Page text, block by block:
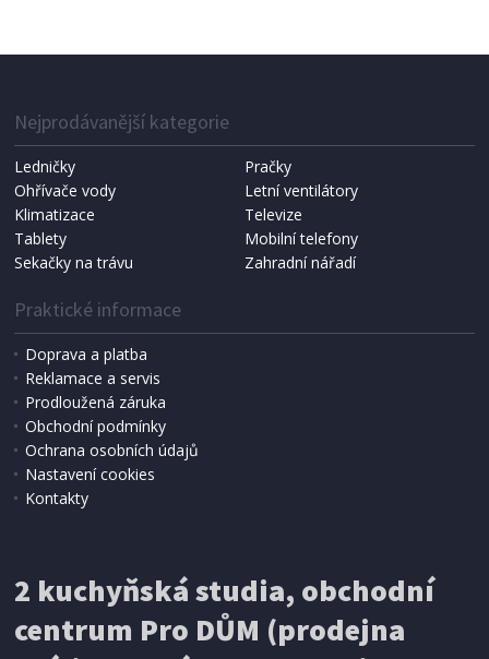
Berlingerhaus BH-8189 28 cm Matte Black
1 042 Kč
Nejprodávanější kategorie
Ledničky
Pračky
Ohřívače vody
Letní ventilátory
Klimatizace
Televize
Tablety
Mobilní telefony
Sekačky na trávu
Zahradní nářadí
Praktické informace
Doprava a platba
Reklamace a servis
Prodloužená záruka
Obchodní podmínky
Ochrana osobních údajů
Nastavení cookies
Kontakty
2 kuchyňská studia, obchodní
centrum Pro DŮM (prodejna